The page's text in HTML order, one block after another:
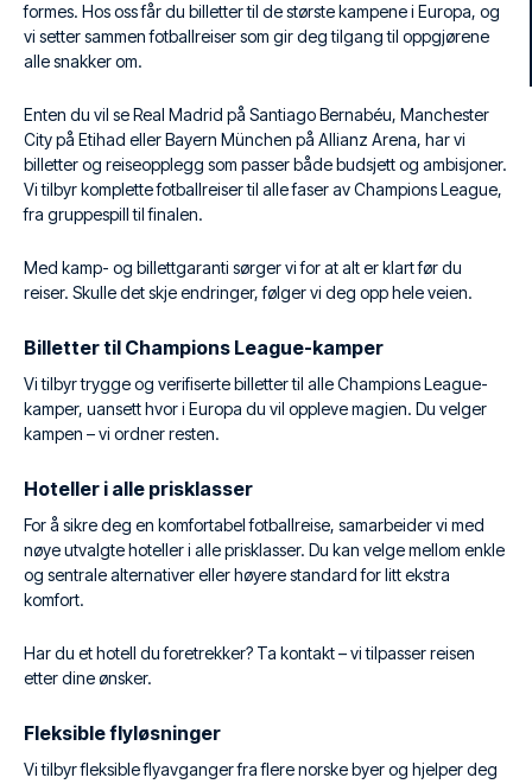
formes. Hos oss får du billetter til de største kampene i Europa, og
vi setter sammen fotballreiser som gir deg tilgang til oppgjørene
alle snakker om.
Enten du vil se Real Madrid på Santiago Bernabéu, Manchester
City på Etihad eller Bayern München på Allianz Arena, har vi
billetter og reiseopplegg som passer både budsjett og ambisjoner.
Vi tilbyr komplette fotballreiser til alle faser av Champions League,
fra gruppespill til finalen.
Med kamp- og billettgaranti sørger vi for at alt er klart før du
reiser. Skulle det skje endringer, følger vi deg opp hele veien.
Billetter til Champions League-kamper
Vi tilbyr trygge og verifiserte billetter til alle Champions League-
kamper, uansett hvor i Europa du vil oppleve magien. Du velger
kampen – vi ordner resten.
Hoteller i alle prisklasser
For å sikre deg en komfortabel fotballreise, samarbeider vi med
nøye utvalgte hoteller i alle prisklasser. Du kan velge mellom enkle
og sentrale alternativer eller høyere standard for litt ekstra
komfort.
Har du et hotell du foretrekker? Ta kontakt – vi tilpasser reisen
etter dine ønsker.
Fleksible flyløsninger
Vi tilbyr fleksible flyavganger fra flere norske byer og hjelper deg